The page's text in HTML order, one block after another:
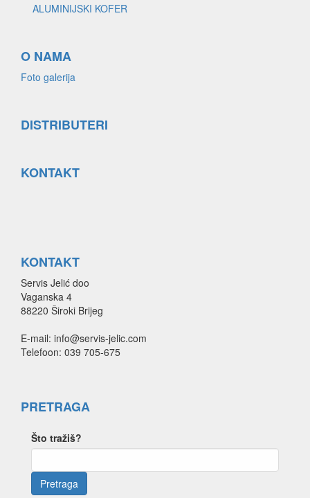
ALUMINIJSKI KOFER
O NAMA
Foto galerija
DISTRIBUTERI
KONTAKT
KONTAKT
Servis Jelić doo
Vaganska 4
88220 Široki Brijeg
E-mail: info@servis-jelic.com
Telefoon: 039 705-675
PRETRAGA
Što tražiš?